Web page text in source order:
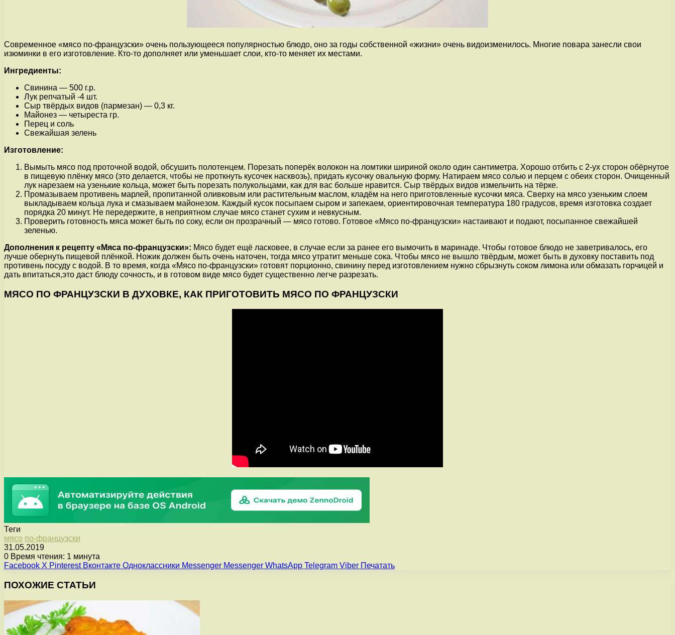
Современное «мясо по-французски» очень пользующееся популярностью блюдо, оно за годы собственной «жизни» очень видоизменилось. Многие повара занесли свои
изюминки в его изготовление. Кто-то дополняет или уменьшает слои, кто-то меняет их местами.
Ингредиенты:
Свинина — 500 г.р.
Лук репчатый -4 шт.
Сыр твёрдых видов (пармезан) — 0,3 кг.
Майонез — четыреста гр.
Перец и соль
Свежайшая зелень
Изготовление:
Вымыть мясо под проточной водой, обсушить полотенцем. Порезать поперёк волокон на ломтики шириной около один сантиметра. Хорошо отбить с 2-ух сторон обёрнутое
в пищевую плёнку мясо (это делается, чтобы не проткнуть кусочек насквозь), придать кусочку овальную форму. Натираем мясо солью и перцем с обеих сторон. Очищенный
лук нарезаем на узенькие кольца, может быть порезать полукольцами, как для вас больше нравится. Сыр твёрдых видов измельчить на тёрке.
Промазываем противень марлей, пропитанной оливковым или растительным маслом, кладём на него приготовленные кусочки мяса. Сверху на мясо узеньким слоем
выкладываем кольца лука и смазываем майонезом. Каждый кусок посыпаем сыром и запекаем, ориентировочная температура 180 градусов, время изготовка создает
порядка 20 минут. Не передержите, в неприятном случае мясо станет сухим и невкусным.
Проверить готовность мяса может быть по соку, если он прозрачный — мясо готово. Готовое «Мясо по-французски» настаивают и подают, посыпанное свежайшей
зеленью.
Дополнения к рецепту «Мяса по-французски»: Мясо будет ещё ласковее, в случае если за ранее его вымочить в маринаде. Чтобы готовое блюдо не заветривалось, его
лучше обернуть пищевой плёнкой. Ножик должен быть очень наточен, тогда мясо утратит меньше сока. Чтобы мясо не вышло твёрдым, может быть в духовку поставить под
противень посуду с водой. В то время, когда «Мясо по-французски» готовят порционно, свинину перед изготовлением нужно сбрызнуть соком лимона или обмазать горчицей и
дать впитаться,это даст блюду сочность, и в готовом виде мясо будет существенно легче разрезать.
МЯСО ПО ФРАНЦУЗСКИ В ДУХОВКЕ, КАК ПРИГОТОВИТЬ МЯСО ПО ФРАНЦУЗСКИ
Теги
мясо по-французски
31.05.2019
0 Время чтения: 1 минута
Facebook X Pinterest Вконтакте Одноклассники Messenger Messenger WhatsApp Telegram Viber Печатать
ПОХОЖИЕ СТАТЬИ